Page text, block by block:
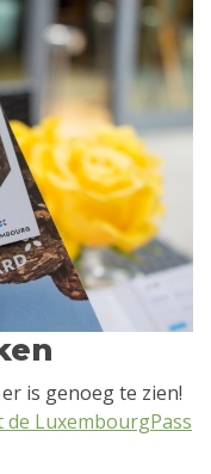
is genoeg te zien!
LuxembourgPass